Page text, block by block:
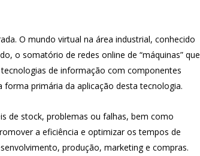
O mundo virtual na área industrial, conhecido
o somatório de redes online de “máquinas” que
de informação com componentes
forma primária da aplicação desta tecnologia.
de stock, problemas ou falhas, bem como
a eficiência e optimizar os tempos de
produção, marketing e compras.